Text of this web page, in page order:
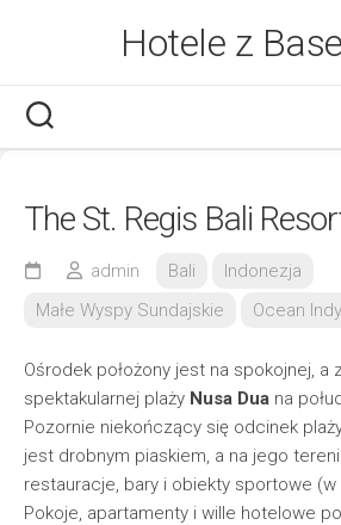
Hotele z
The St. Regis Bali
admin Bali
Indonezja
Małe Wyspy Sundajskie
Ocean
Ośrodek położony jest na spokojnej, a
spektakularnej plaży Nusa Dua na
Pozornie niekończący się odcinek
jest drobnym piaskiem, a na jego
restauracje, bary i obiekty sportowe
Pokoje, apartamenty i wille hotelowe